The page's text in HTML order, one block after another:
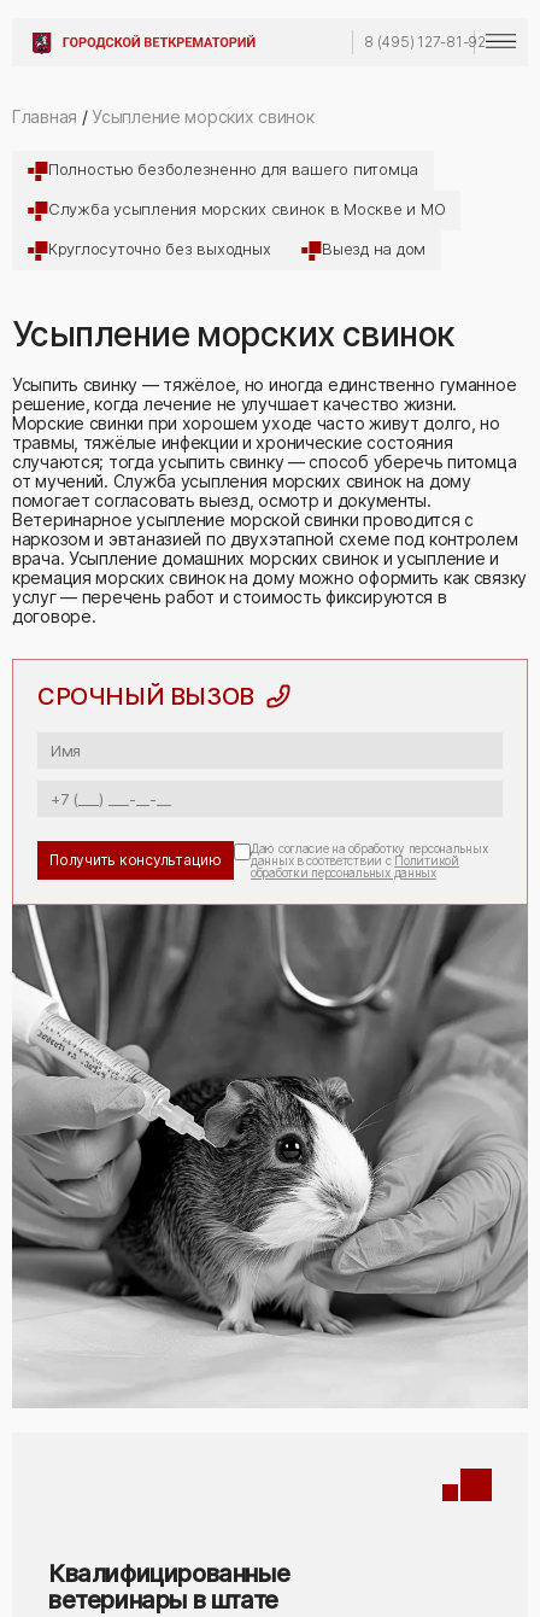
8 (495) 127-81-92
Главная / Усыпление морских свинок
Полностью безболезненно для вашего питомца
Служба усыпления морских свинок в Москве и МО
Круглосуточно без выходных Выезд на дом
Усыпление морских свинок
Усыпить свинку — тяжёлое, но иногда единственно гуманное
решение, когда лечение не улучшает качество жизни.
Морские свинки при хорошем уходе часто живут долго, но
травмы, тяжёлые инфекции и хронические состояния
случаются; тогда усыпить свинку — способ уберечь питомца
от мучений. Служба усыпления морских свинок на дому
помогает согласовать выезд, осмотр и документы.
Ветеринарное усыпление морской свинки проводится с
наркозом и эвтаназией по двухэтапной схеме под контролем
врача. Усыпление домашних морских свинок и усыпление и
кремация морских свинок на дому можно оформить как связку
услуг — перечень работ и стоимость фиксируются в
договоре.
СРОЧНЫЙ ВЫЗОВ
Даю согласие на обработку персональных
данных в соответствии с Политикой
обработки персональных данных
Квалифицированные
ветеринары в штате